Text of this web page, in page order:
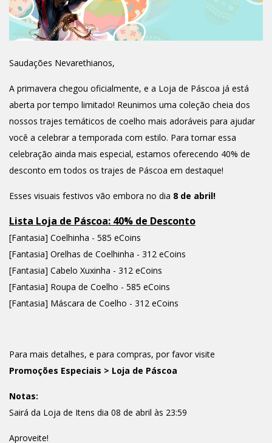
Saudações Nevarethianos,
A primavera chegou oficialmente, e a Loja de Páscoa já está
aberta por tempo limitado! Reunimos uma coleção cheia dos
nossos trajes temáticos de coelho mais adoráveis para ajudar
você a celebrar a temporada com estilo. Para tornar essa
celebração ainda mais especial, estamos oferecendo 40% de
desconto em todos os trajes de Páscoa em destaque!
Esses visuais festivos vão embora no dia 8 de abril!
Lista Loja de Páscoa: 40% de Desconto
[Fantasia] Coelhinha - 585 eCoins
[Fantasia] Orelhas de Coelhinha - 312 eCoins
[Fantasia] Cabelo Xuxinha - 312 eCoins
[Fantasia] Roupa de Coelho - 585 eCoins
[Fantasia] Máscara de Coelho - 312 eCoins
Para mais detalhes, e para compras, por favor visite
Promoções Especiais > Loja de Páscoa
Notas:
Sairá da Loja de Itens dia 08 de abril às 23:59
Aproveite!